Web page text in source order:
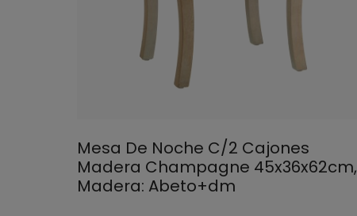
Mesa De Noche C/2 Cajones
Madera Champagne 45x36x62cm,
Madera: Abeto+dm